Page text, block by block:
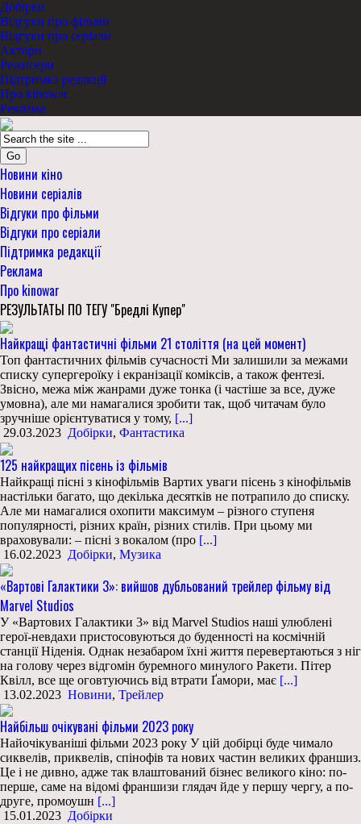
Добірки
Відгуки про фільми
Відгуки про серіали
Актори
Режисери
Підтримка редакції
Про kinowar
Реклама
Go
Новини кіно
Новини серіалів
Відгуки про фільми
Відгуки про серіали
Підтримка редакції
Реклама
Про kinowar
РЕЗУЛЬТАТЫ ПО ТЕГУ "Бредлі Купер"
Найкращі фантастичні фільми 21 століття (на цей момент)
Топ фантастичних фільмів сучасності Ми залишили за межами
списку супергероїку і екранізації коміксів, а також фентезі.
Звісно, межа між жанрами дуже тонка (і частіше за все, дуже
умовна), але ми намагалися зробити так, щоб читачам було
зручніше орієнтуватися у тому, [...]
29.03.2023 Добірки, Фантастика
125 найкращих пісень із фільмів
Найкращі пісні з кінофільмів Вартих уваги пісень з кінофільмів
настільки багато, що декілька десятків не потрапило до списку.
Але ми намагалися охопити максимум – різного ступеня
популярності, різних країн, різних стилів. При цьому ми
враховували: – пісні з вокалом (про [...]
16.02.2023 Добірки, Музика
«Вартові Галактики 3»: вийшов дубльований трейлер фільму від
Marvel Studios
У «Вартових Галактики 3» від Marvel Studios наші улюблені
герої-невдахи пристосовуються до буденності на космічній
станції Ніденія. Однак незабаром їхні життя перевертаються з ніг
на голову через відгомін буремного минулого Ракети. Пітер
Квілл, все ще оговтуючись від втрати Ґамори, має [...]
13.02.2023 Новини, Трейлер
Найбільш очікувані фільми 2023 року
Найочікуваніші фільми 2023 року У цій добірці буде чимало
сиквелів, приквелів, спінофів та нових частин великих франшиз.
Це і не дивно, адже так влаштований бізнес великого кіно: по-
перше, саме на відомі франшизи глядач йде у першу чергу, а по-
друге, промоушн [...]
15.01.2023 Добірки